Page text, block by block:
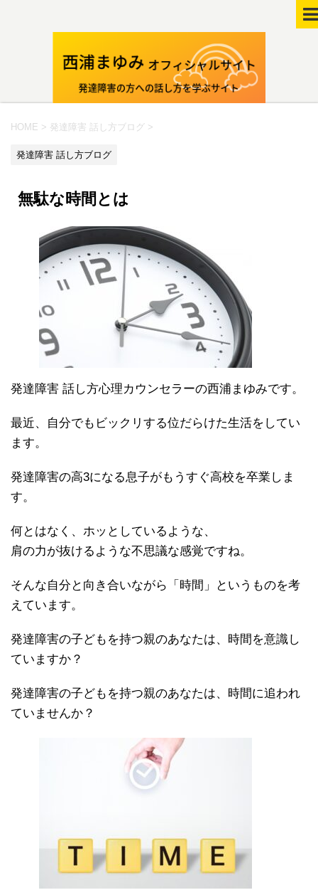
HOME > 発達障害 話し方ブログ >
発達障害 話し方ブログ
無駄な時間とは
発達障害 話し方心理カウンセラーの西浦まゆみです。
最近、自分でもビックリする位だらけた生活をしてい
ます。
発達障害の高3になる息子がもうすぐ高校を卒業しま
す。
何とはなく、ホッとしているような、
肩の力が抜けるような不思議な感覚ですね。
そんな自分と向き合いながら「時間」というものを考
えています。
発達障害の子どもを持つ親のあなたは、時間を意識し
ていますか？
発達障害の子どもを持つ親のあなたは、時間に追われ
ていませんか？